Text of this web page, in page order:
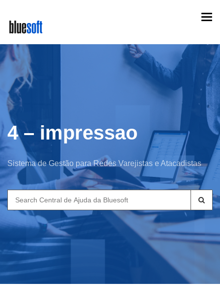
main
content
4 – impressao
Sistema de Gestão para Redes Varejistas e Atacadistas
Search
for: